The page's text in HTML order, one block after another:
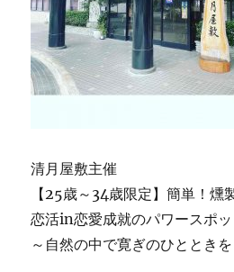
清月屋敷主催
【25歳～34歳限定】簡単！燻
恋活in恋愛成就のパワースポ
～自然の中で寛ぎのひとときを